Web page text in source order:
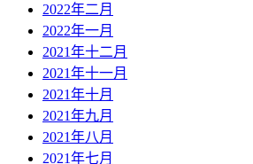
2022年二月
2022年一月
2021年十二月
2021年十一月
2021年十月
2021年九月
2021年八月
2021年七月